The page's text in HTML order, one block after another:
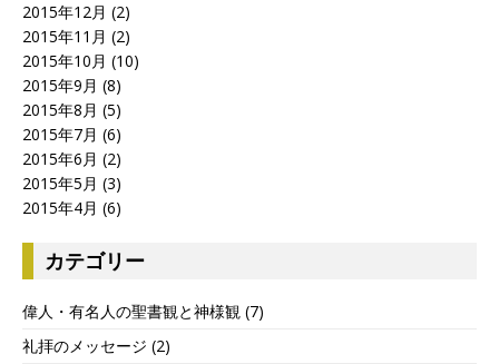
2015年12月 (2)
2015年11月 (2)
2015年10月 (10)
2015年9月 (8)
2015年8月 (5)
2015年7月 (6)
2015年6月 (2)
2015年5月 (3)
2015年4月 (6)
カテゴリー
偉人・有名人の聖書観と神様観 (7)
礼拝のメッセージ (2)